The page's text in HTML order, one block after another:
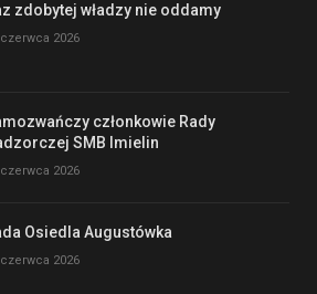
zdobytej władzy nie oddamy
2026
członkowie Rady
SMB Imielin
2026
Osiedla Augustówka
2026